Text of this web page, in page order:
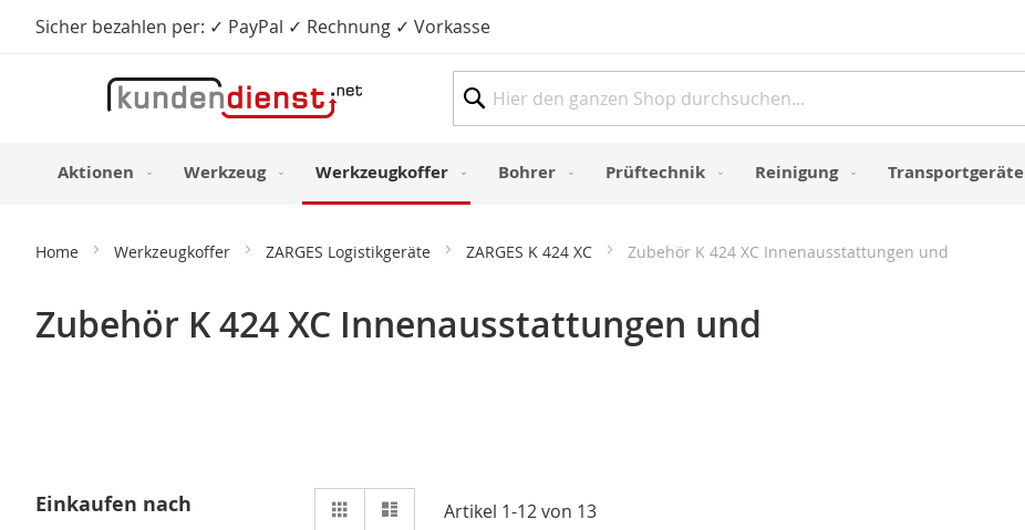
Sicher bezahlen per: ✓ PayPal ✓ Rechnung ✓ VorkasseDirekt
Aktionen Werkzeug Werkzeugkoffer Bohrer Prüftechnik Reinigung Transportgeräte
Home Werkzeugkoffer ZARGES Logistikgeräte ZARGES K 424 XC Zubehör K 424 XC Innenausstattungen und
Zubehör K 424 XC Innenausstattungen und
Ansicht
Raster Artikel 1-12von 13
Einkaufen nach